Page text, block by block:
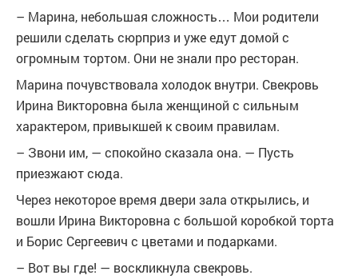
– Марина, небольшая сложность… Мои родители
решили сделать сюрприз и уже едут домой с
огромным тортом. Они не знали про ресторан.
Марина почувствовала холодок внутри. Свекровь
Ирина Викторовна была женщиной с сильным
характером, привыкшей к своим правилам.
– Звони им, — спокойно сказала она. — Пусть
приезжают сюда.
Через некоторое время двери зала открылись, и
вошли Ирина Викторовна с большой коробкой торта
и Борис Сергеевич с цветами и подарками.
– Вот вы где! — воскликнула свекровь.